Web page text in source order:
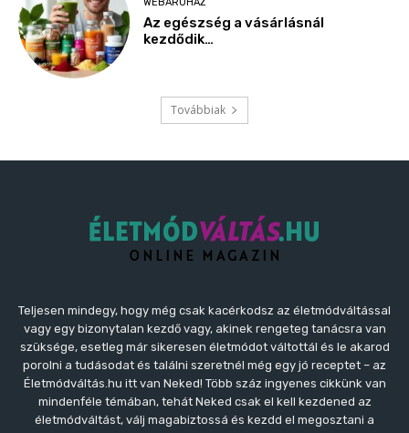
Az egészség a vásárlásnál
kezdődik…
Továbbiak
Teljesen mindegy, hogy még csak kacérkodsz az életmódváltással
vagy egy bizonytalan kezdő vagy, akinek rengeteg tanácsra van
szüksége, esetleg már sikeresen életmódot váltottál és le akarod
porolni a tudásodat és találni szeretnél még egy jó receptet – az
Életmódváltás.hu itt van Neked! Több száz ingyenes cikkünk van
mindenféle témában, tehát Neked csak el kell kezdened az
életmódváltást, válj magabiztossá és kezdd el megosztani a